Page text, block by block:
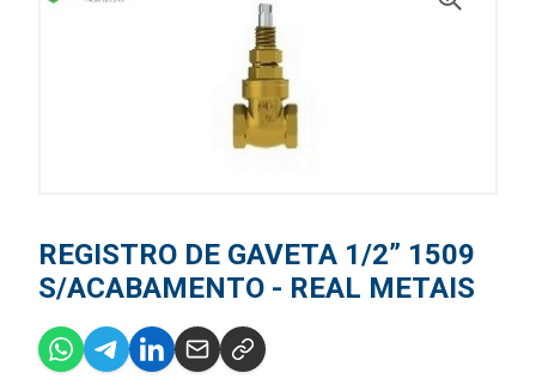
REGISTRO DE GAVETA 1/2” 1509
S/ACABAMENTO - REAL METAIS